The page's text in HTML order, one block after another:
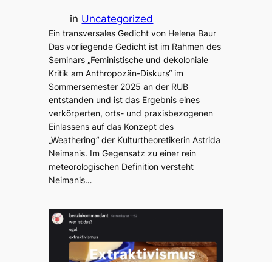
in Uncategorized
Ein transversales Gedicht von Helena Baur
Das vorliegende Gedicht ist im Rahmen des
Seminars „Feministische und dekoloniale
Kritik am Anthropozän-Diskurs“ im
Sommersemester 2025 an der RUB
entstanden und ist das Ergebnis eines
verkörperten, orts- und praxisbezogenen
Einlassens auf das Konzept des
„Weathering“ der Kulturtheoretikerin Astrida
Neimanis. Im Gegensatz zu einer rein
meteorologischen Definition versteht
Neimanis…